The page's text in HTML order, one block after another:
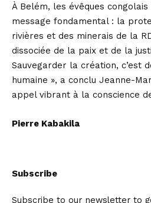
À Belém, les évêques
message fondamental : la
rivières et des minerais de la
dissociée de la paix et de la
Sauvegarder la création, c’est
humaine », a conclu Jeanne-
appel vibrant à la conscience
Pierre Kabakila
Subscribe
Subscribe to our newsletter to